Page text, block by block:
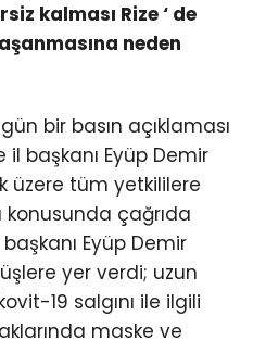
kalması Rize ‘ de
neden
bir basın açıklaması
başkanı Eyüp Demir
üzere tüm yetkililere
çağrıda
Eyüp Demir
yer verdi; uzun
19 salgını ile ilgili
maske ve